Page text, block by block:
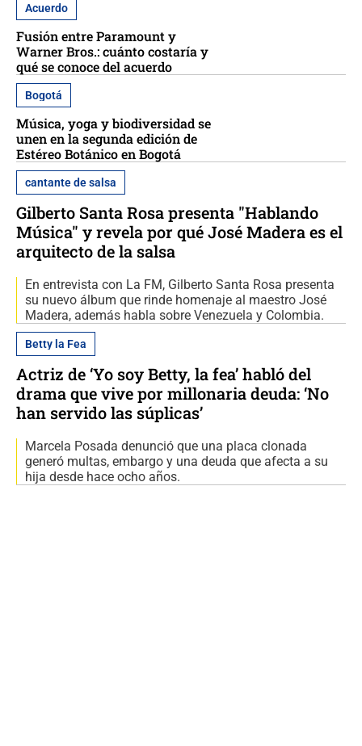
Acuerdo
Fusión entre Paramount y
Warner Bros.: cuánto costaría y
qué se conoce del acuerdo
Bogotá
Música, yoga y biodiversidad se
unen en la segunda edición de
Estéreo Botánico en Bogotá
cantante de salsa
Gilberto Santa Rosa presenta "Hablando
Música" y revela por qué José Madera es el
arquitecto de la salsa
En entrevista con La FM, Gilberto Santa Rosa presenta
su nuevo álbum que rinde homenaje al maestro José
Madera, además habla sobre Venezuela y Colombia.
Betty la Fea
Actriz de ‘Yo soy Betty, la fea’ habló del
drama que vive por millonaria deuda: ‘No
han servido las súplicas’
Marcela Posada denunció que una placa clonada
generó multas, embargo y una deuda que afecta a su
hija desde hace ocho años.